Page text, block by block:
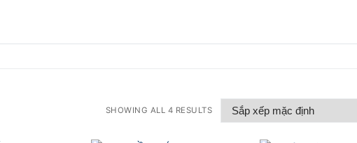
SHOWING ALL 4 RESULTS